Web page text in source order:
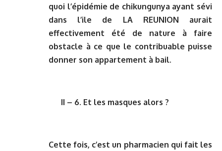
quoi l’épidémie de chikungunya ayant sévi
dans l’ile de LA REUNION aurait
effectivement été de nature à faire
obstacle à ce que le contribuable puisse
donner son appartement à bail.
II – 6. Et les masques alors ?
Cette fois, c’est un pharmacien qui fait les